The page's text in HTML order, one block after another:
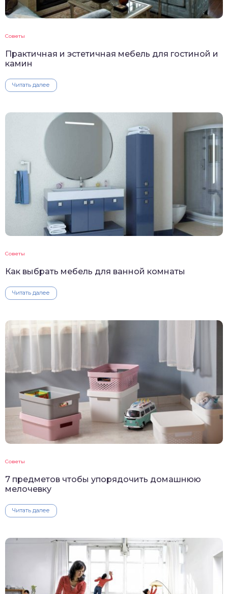
Советы
Практичная и эстетичная мебель для гостиной и
камин
Читать далее
Советы
Как выбрать мебель для ванной комнаты
Читать далее
Советы
7 предметов чтобы упорядочить домашнюю
мелочевку
Читать далее